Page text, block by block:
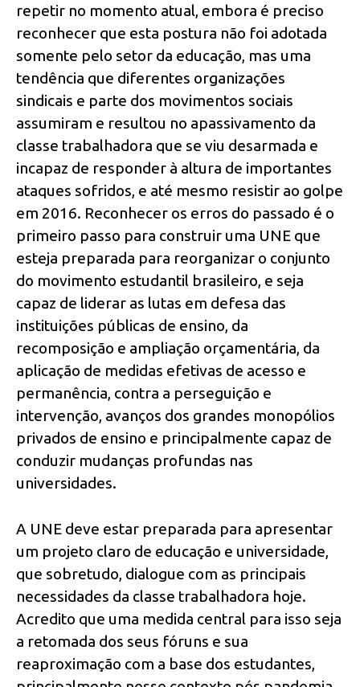
repetir no momento atual, embora é preciso
reconhecer que esta postura não foi adotada
somente pelo setor da educação, mas uma
tendência que diferentes organizações
sindicais e parte dos movimentos sociais
assumiram e resultou no apassivamento da
classe trabalhadora que se viu desarmada e
incapaz de responder à altura de importantes
ataques sofridos, e até mesmo resistir ao golpe
em 2016. Reconhecer os erros do passado é o
primeiro passo para construir uma UNE que
esteja preparada para reorganizar o conjunto
do movimento estudantil brasileiro, e seja
capaz de liderar as lutas em defesa das
instituições públicas de ensino, da
recomposição e ampliação orçamentária, da
aplicação de medidas efetivas de acesso e
permanência, contra a perseguição e
intervenção, avanços dos grandes monopólios
privados de ensino e principalmente capaz de
conduzir mudanças profundas nas
universidades.
A UNE deve estar preparada para apresentar
um projeto claro de educação e universidade,
que sobretudo, dialogue com as principais
necessidades da classe trabalhadora hoje.
Acredito que uma medida central para isso seja
a retomada dos seus fóruns e sua
reaproximação com a base dos estudantes,